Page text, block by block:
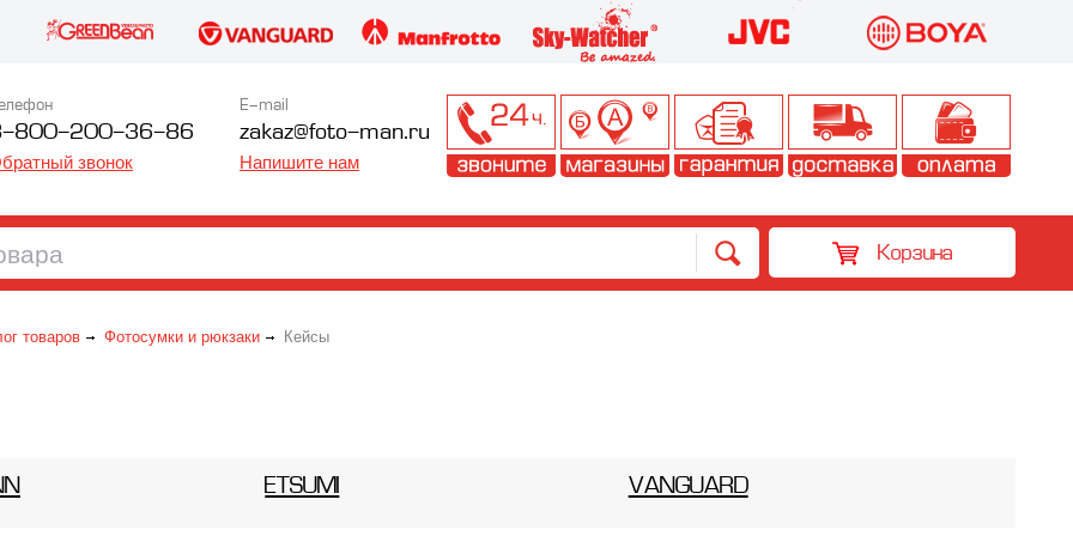
800-200-36-86
звонок
E-mail
zakaz@foto-man.ru
Напишите нам
Корзина
товаров Фотосумки и рюкзаки Кейсы
ETSUMI VANGUARD